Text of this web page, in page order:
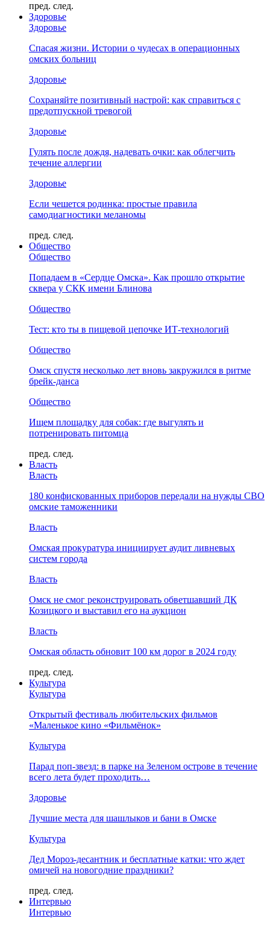
пред. след.
Здоровье
Здоровье
Спасая жизни. Истории о чудесах в операционных
омских больниц
Здоровье
Сохраняйте позитивный настрой: как справиться с
предотпускной тревогой
Здоровье
Гулять после дождя, надевать очки: как облегчить
течение аллергии
Здоровье
Если чешется родинка: простые правила
самодиагностики меланомы
пред. след.
Общество
Общество
Попадаем в «Сердце Омска». Как прошло открытие
сквера у СКК имени Блинова
Общество
Тест: кто ты в пищевой цепочке ИТ-технологий
Общество
Омск спустя несколько лет вновь закружился в ритме
брейк-данса
Общество
Ищем площадку для собак: где выгулять и
потренировать питомца
пред. след.
Власть
Власть
180 конфискованных приборов передали на нужды СВО
омские таможенники
Власть
Омская прокуратура инициирует аудит ливневых
систем города
Власть
Омск не смог реконструировать обветшавший ДК
Козицкого и выставил его на аукцион
Власть
Омская область обновит 100 км дорог в 2024 году
пред. след.
Культура
Культура
Открытый фестиваль любительских фильмов
«Маленькое кино «Фильмёнок»
Культура
Парад поп-звезд: в парке на Зеленом острове в течение
всего лета будет проходить…
Здоровье
Лучшие места для шашлыков и бани в Омске
Культура
Дед Мороз-десантник и бесплатные катки: что ждет
омичей на новогодние праздники?
пред. след.
Интервью
Интервью